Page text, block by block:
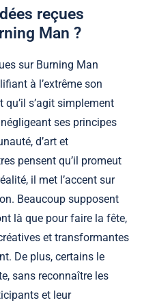
reçues
Man ?
sur Burning Man
à l’extrême son
qu’il s’agit simplement
ses principes
d’art et
pensent qu’il promeut
il met l’accent sur
Beaucoup supposent
là que pour faire la fête,
et transformantes
De plus, certains le
sans reconnaître les
et leur